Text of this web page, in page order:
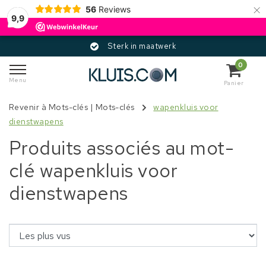
9,9
56 Reviews ×
Sterk in maatwerk
Menu
0
Panier
Revenir à Mots-clés | Mots-clés
wapenkluis voor
dienstwapens
Produits associés au mot-
clé wapenkluis voor
dienstwapens